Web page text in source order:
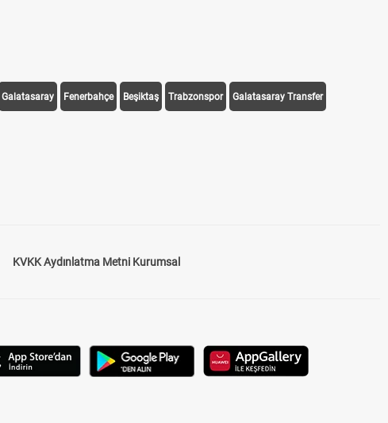
Galatasaray Fenerbahçe Beşiktaş Trabzonspor Galatasaray Transfer
KVKK Aydınlatma Metni Kurumsal